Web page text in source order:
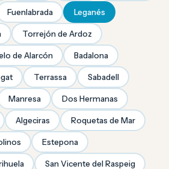
Fuenlabrada Leganés
Torrejón de Ardoz
de Alarcón Badalona
Terrassa Sabadell
Manresa Dos Hermanas
Algeciras Roquetas de Mar
Estepona
San Vicente del Raspeig